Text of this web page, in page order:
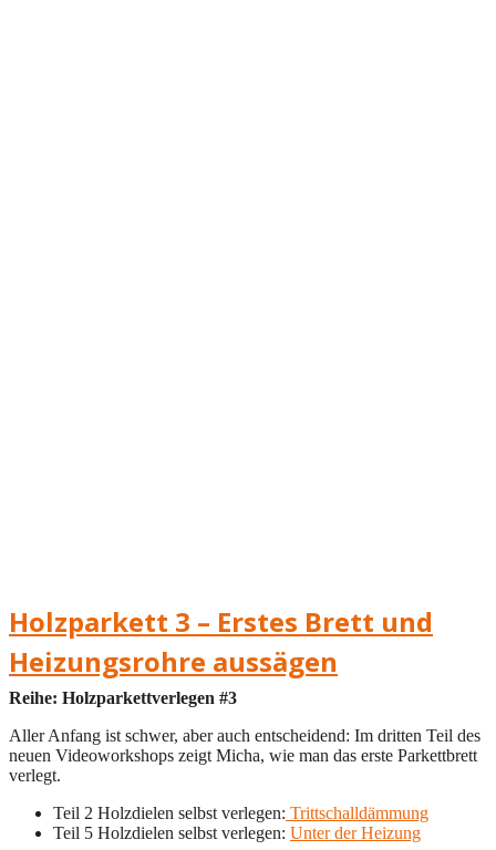
Holzparkett 3 – Erstes Brett und
Heizungsrohre aussägen
Reihe: Holzparkettverlegen #3
Aller Anfang ist schwer, aber auch entscheidend: Im dritten Teil des
neuen Videoworkshops zeigt Micha, wie man das erste Parkettbrett
verlegt.
Teil 2 Holzdielen selbst verlegen: Trittschalldämmung
Teil 5 Holzdielen selbst verlegen: Unter der Heizung